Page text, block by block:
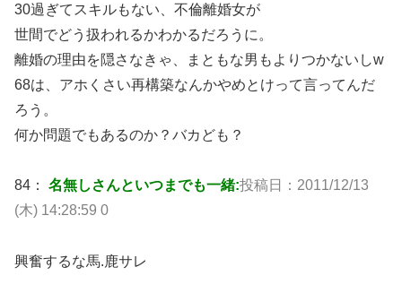
30過ぎてスキルもない、不倫離婚女が
世間でどう扱われるかわかるだろうに。
離婚の理由を隠さなきゃ、まともな男もよりつかないしw
68は、アホくさい再構築なんかやめとけって言ってんだ
ろう。
何か問題でもあるのか？バカども？
84： 名無しさんといつまでも一緒:投稿日：2011/12/13
(木) 14:28:59 0
興奮するな馬.鹿サレ